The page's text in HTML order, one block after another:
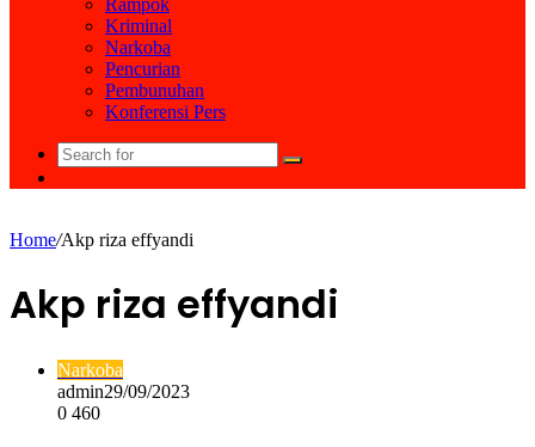
Rampok
Kriminal
Narkoba
Pencurian
Pembunuhan
Konferensi Pers
Search
for
Home/Akp riza effyandi
Akp riza effyandi
Narkoba
admin29/09/2023
0 460